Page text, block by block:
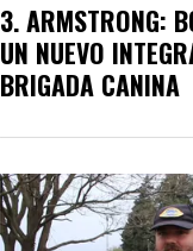
ARMSTRONG:
UN NUEVO
BRIGADA CANINA